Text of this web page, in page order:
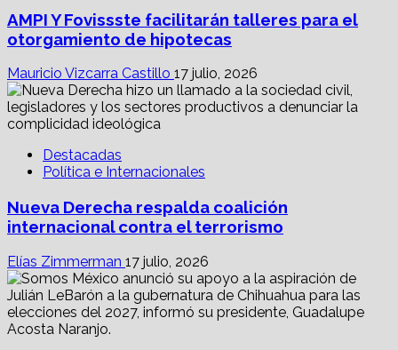
AMPI Y Fovissste facilitarán talleres para el
otorgamiento de hipotecas
Mauricio Vizcarra Castillo 17 julio, 2026
Destacadas
Política e Internacionales
Nueva Derecha respalda coalición
internacional contra el terrorismo
Elías Zimmerman 17 julio, 2026